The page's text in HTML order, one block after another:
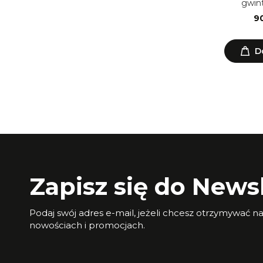
Zapisz się do
Podaj swój adres e-mail, jeżeli chcesz otrzymywać
nowościach i promocjach.